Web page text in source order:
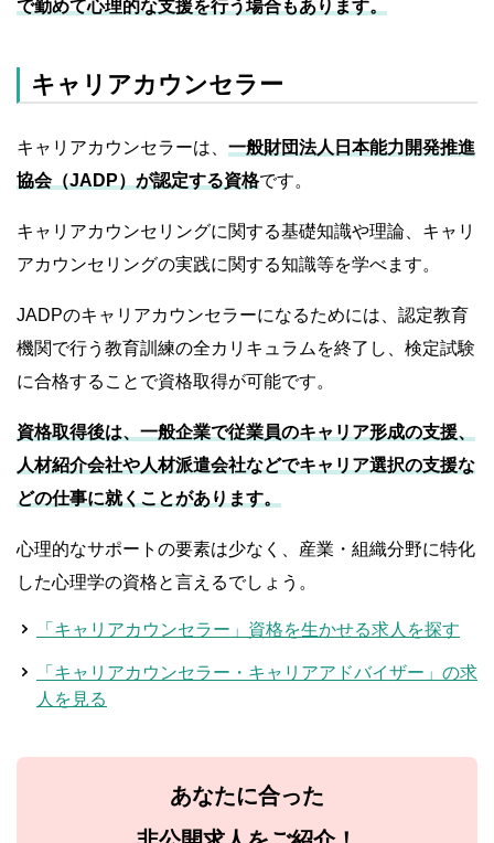
で勤めて心理的な支援を行う場合もあります。
キャリアカウンセラー
キャリアカウンセラーは、 一般財団法人日本能力開発推進
協会（JADP）が認定する資格です。
キャリアカウンセリングに関する基礎知識や理論、キャリ
アカウンセリングの実践に関する知識等を学べます。
JADPのキャリアカウンセラーになるためには、認定教育
機関で行う教育訓練の全カリキュラムを終了し、検定試験
に合格することで資格取得が可能です。
資格取得後は、一般企業で従業員のキャリア形成の支援、
人材紹介会社や人材派遣会社などでキャリア選択の支援な
どの仕事に就くことがあります。
心理的なサポートの要素は少なく、産業・組織分野に特化
した心理学の資格と言えるでしょう。
「キャリアカウンセラー」資格を生かせる求人を探す
「キャリアカウンセラー・キャリアアドバイザー」の求
人を見る
あなたに合った